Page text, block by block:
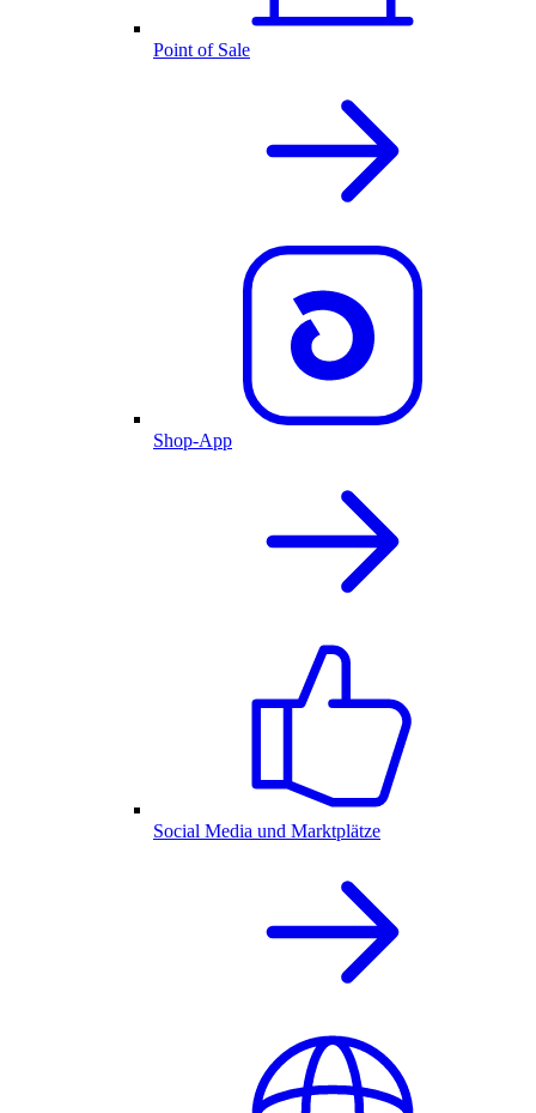
Point of Sale
Shop-App
Social Media und Marktplätze